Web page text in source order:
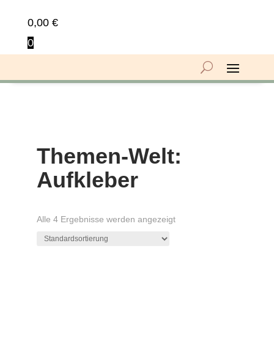
0,00 €
0
Themen-Welt:
Aufkleber
Alle 4 Ergebnisse werden angezeigt